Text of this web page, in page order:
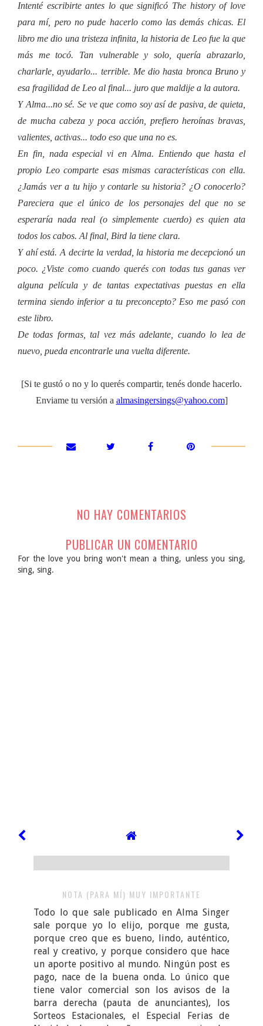
Intenté escribirte antes lo que significó The history of love
para mí, pero no pude hacerlo como las demás chicas. El
libro me dio una tristeza infinita, la historia de Leo fue la que
más me tocó. Tan vulnerable y solo, quería abrazarlo,
charlarle, ayudarlo... terrible. Me dio hasta bronca Bruno y
esa fragilidad de Leo al final... juro que maldije a la autora.
Y Alma...no sé. Se ve que como soy así de pasiva, de quieta,
de mucha cabeza y poca acción, prefiero heroínas bravas,
valientes, activas... todo eso que una no es.
En fin, nada especial vi en Alma. Entiendo que hasta el
propio Leo comparte esas mismas características con ella.
¿Jamás ver a tu hijo y contarle su historia? ¿O conocerlo?
Pareciera que el único de los personajes del que no se
esperaría nada real (o simplemente cuerdo) es quien ata
todos los cabos. Al final, Bird la tiene clara.
Y ahí está. A decirte la verdad, la historia me decepcionó un
poco. ¿Viste como cuando querés con todas tus ganas ver
alguna película y de tantas expectativas puestas en ella
termina siendo inferior a tu preconcepto? Eso me pasó con
este libro.
De todas formas, tal vez más adelante, cuando lo lea de
nuevo, pueda encontrarle una vuelta diferente.
[Si te gustó o no y lo querés compartir, tenés donde hacerlo.
Enviame tu versión a almasingersings@yahoo.com]
NO HAY COMENTARIOS
PUBLICAR UN COMENTARIO
For the love you bring won't mean a thing, unless you sing,
sing, sing.
NOTA (PARA MÍ) MUY IMPORTANTE
Todo lo que sale publicado en Alma Singer
sale porque yo lo elijo, porque me gusta,
porque creo que es bueno, lindo, auténtico,
real y creativo, y porque considero que hace
un aporte positivo al mundo. Ningún post es
pago, nace de la buena onda. Lo único que
tiene valor comercial son los avisos de la
barra derecha (pauta de anunciantes), los
Sorteos Estacionales, el Especial Ferias de